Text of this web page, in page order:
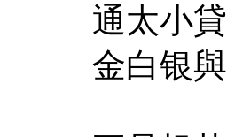
通太小
金白银